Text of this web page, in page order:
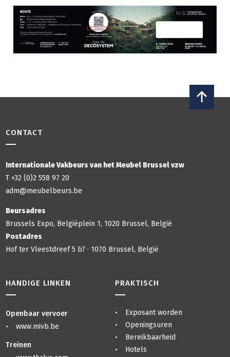
CONTACT
Internationale Vakbeurs van het Meubel Brussel vzw
T +32 (0)2 558 97 20
adm@meubelbeurs.be
Beursadres
Brussels Expo, Belgiëplein 1, 1020 Brussel, België
Postadres
Hof ter Vleestdreef 5 b7 · 1070 Brussel, België
HANDIGE LINKEN
Openbaar vervoer
www.mivb.be
Treinen
PRAKTISCH
Exposant worden
Openingsuren
Bereikbaarheid
Hotels